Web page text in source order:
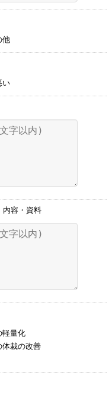
他
い
内容・資料
軽量化
体裁の改善